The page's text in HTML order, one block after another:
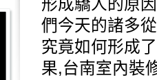
形成驕人的原
們今天的諸多
究竟如何形成
果,台南室內裝